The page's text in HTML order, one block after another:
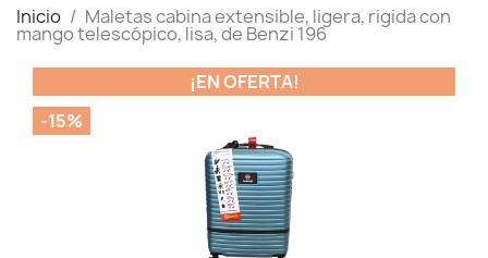
Inicio Maletas cabina extensible, ligera, rigida con
mango telescópico, lisa, de Benzi 196
¡EN OFERTA!
-15%